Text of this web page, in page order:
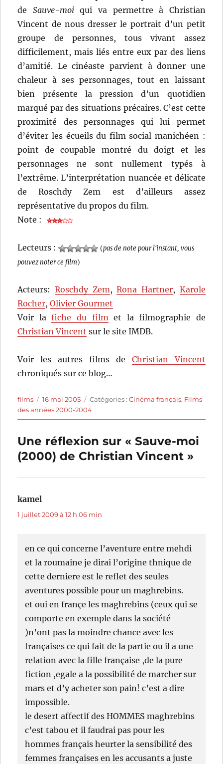
de Sauve-moiqui va permettre à Christian
Vincent de nous dresser le portrait d’un petit
groupe de personnes, tous vivant assez
difficilement, mais liés entre eux par des liens
d’amitié. Le cinéaste parvient à donner une
chaleur à ses personnages, tout en laissant
bien présente la pression d’un quotidien
marqué par des situations précaires. C’est cette
proximité des personnages qui lui permet
d’éviter les écueils du film social manichéen :
point de coupable montré du doigt et les
personnages ne sont nullement typés à
l’extrême. L’interprétation nuancée et délicate
de Roschdy Zem est d’ailleurs assez
représentative du propos du film.
Note :
Lecteurs : (pas de note pour l'instant, vous
pouvez noter ce film)
Acteurs: Roschdy Zem,Rona Hartner, Karole
Rocher,Olivier Gourmet
Voir lafiche du filmet la filmographie de
Christian Vincent sur le site IMDB.
Voir les autres films de Christian Vincent
chroniqués sur ce blog…
Auteur
films
Publié
le
16 mai 2005 Catégories
Catégories :Cinéma français, Films
des années 2000-2004
Une réflexion sur « Sauve-moi
(2000) de Christian Vincent »
kamel
1 juillet 2009 à 12 h 06 min
en ce qui concerne l’aventure entre mehdi
et la roumaine je dirai l’origine thnique de
cette derniere est le reflet des seules
aventures possible pour un maghrebins.
et oui en françe les maghrebins (ceux qui se
comporte en exemple dans la société
)n’ont pas la moindre chance avec les
françaises ce qui fait de la partie ou il a une
relation avec la fille française ,de la pure
fiction ,egale a la possibilité de marcher sur
mars et d’y acheter son pain! c’est a dire
impossible.
le desert affectif des HOMMES maghrebins
c’est tabou et il faudrai pas pour les
hommes français heurter la sensibilité des
femmes françaises en les accusants a juste